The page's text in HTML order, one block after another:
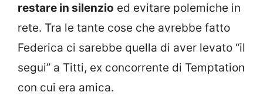
restare in silenzio ed evitare polemiche in
rete. Tra le tante cose che avrebbe fatto
Federica ci sarebbe quella di aver levato “il
segui” a Titti, ex concorrente di Temptation
con cui era amica.